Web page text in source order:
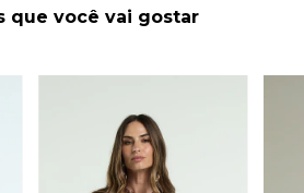
que você vai gostar